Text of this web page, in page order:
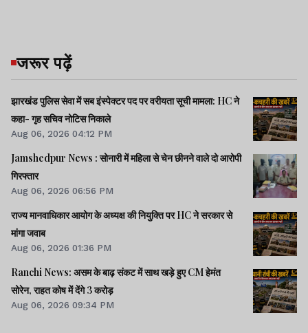
जरूर पढ़ें
झारखंड पुलिस सेवा में सब इंस्पेक्टर पद पर वरीयता सूची मामला: HC ने
कहा- गृह सचिव नोटिस निकाले
Aug 06, 2026 04:12 PM
Jamshedpur News : सोनारी में महिला से चेन छीनने वाले दो आरोपी
गिरफ्तार
Aug 06, 2026 06:56 PM
राज्य मानवाधिकार आयोग के अध्यक्ष की नियुक्ति पर HC ने सरकार से
मांगा जवाब
Aug 06, 2026 01:36 PM
Ranchi News: असम के बाढ़ संकट में साथ खड़े हुए CM हेमंत
सोरेन, राहत कोष में देंगे 3 करोड़
Aug 06, 2026 09:34 PM